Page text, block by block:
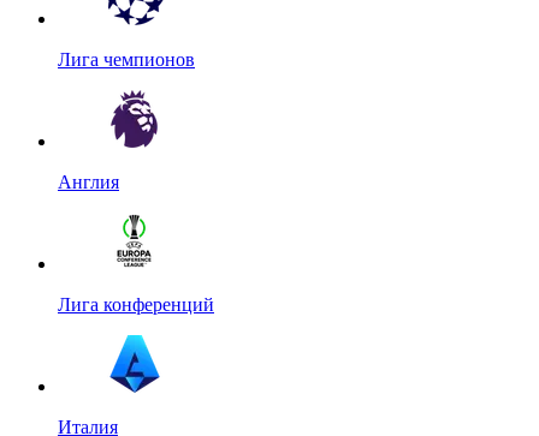
Лига чемпионов
Англия
Лига конференций
Италия